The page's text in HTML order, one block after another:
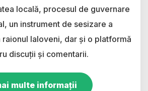
locală, procesul de guvernare
un instrument de sesizare a
Ialoveni, dar și o platformă
discuții și comentarii.
multe informații